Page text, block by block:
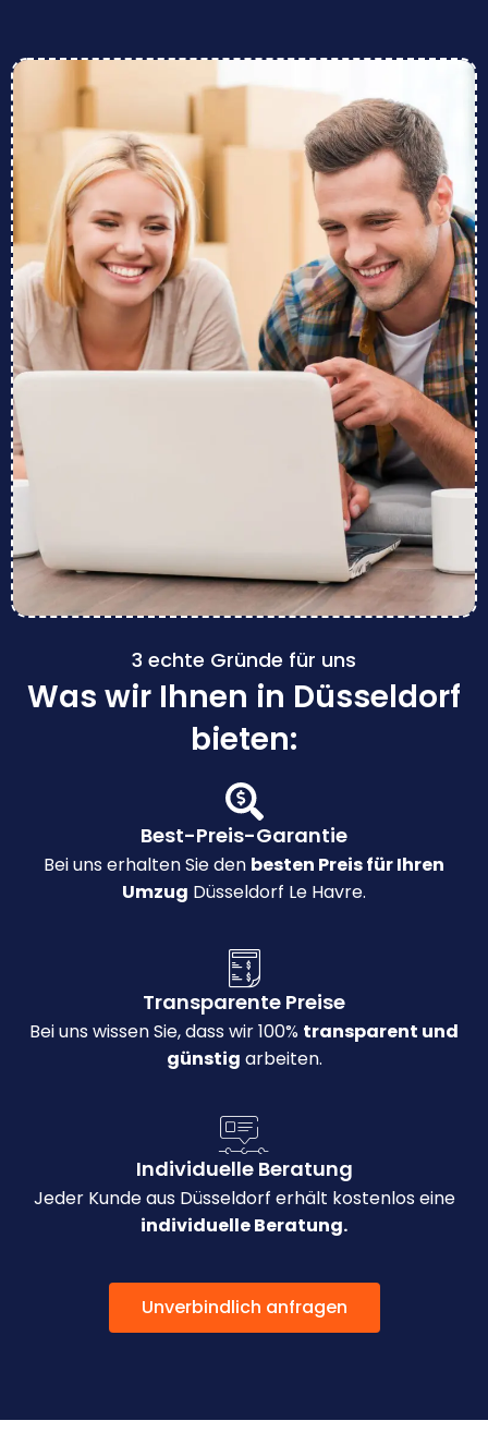
3 echte Gründe für uns
Was wir Ihnen in Düsseldorf
bieten:
Best-Preis-Garantie
Bei uns erhalten Sie den besten Preis für Ihren
Umzug Düsseldorf Le Havre.
Transparente Preise
Bei uns wissen Sie, dass wir 100% transparent und
günstig arbeiten.
Individuelle Beratung
Jeder Kunde aus Düsseldorf erhält kostenlos eine
individuelle Beratung.
Unverbindlich anfragen